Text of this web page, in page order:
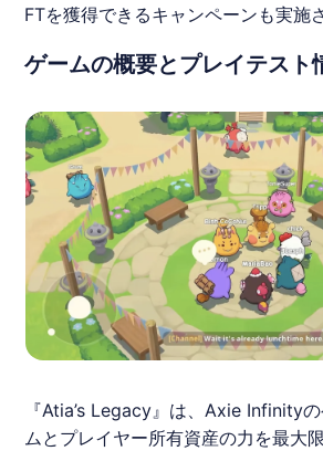
FTを獲得できるキャンペーンも実施
ゲームの概要とプレイテスト
『Atia’s Legacy』は、Axie Infinity
ムとプレイヤー所有資産の力を最大